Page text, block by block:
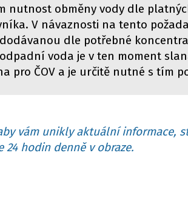
nutnost obměny vody dle
V návaznosti na tento
dle potřebné
voda je v ten moment
pro ČOV a je určitě nutné s tím
vám unikly aktuální informace,
hodin denně v obraze.